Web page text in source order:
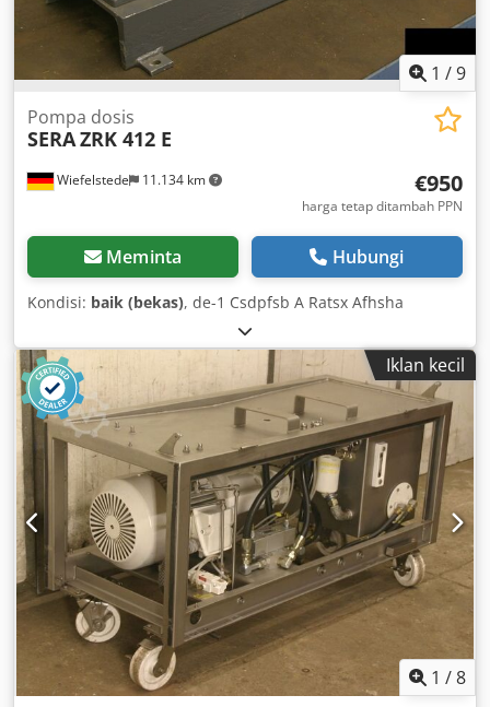
1 /9
Wiefelstede 11.134 km
Pompa dosis
SERAZRK 412 E
€950
harga tetap ditambah PPN
Meminta Hubungi
Kondisi: baik (bekas), de-1 Csdpfsb A Ratsx Afhsha
Iklan kecil
1 /8